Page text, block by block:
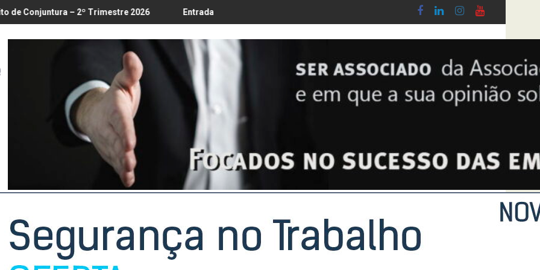
Trimestre 2026 Entrada em vigor da regulamentação do Lobby - Lei n.º 5-A/2026, de 28 de Janeiro
Diploma de transposição da Diretiva